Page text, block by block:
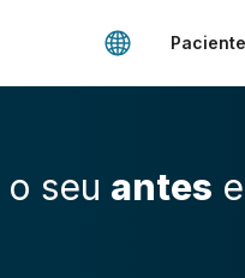
seu antes e